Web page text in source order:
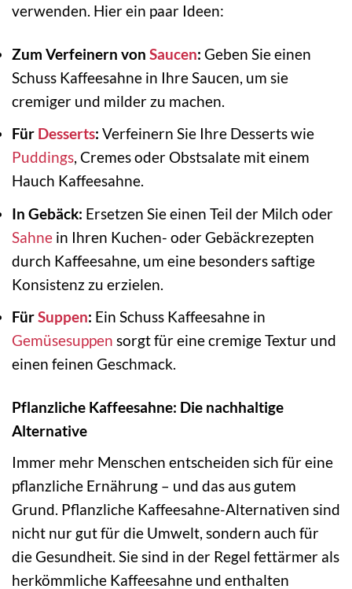
verwenden. Hier ein paar Ideen:
Zum Verfeinern von Saucen: Geben Sie einen
Schuss Kaffeesahne in Ihre Saucen, um sie
cremiger und milder zu machen.
Für Desserts: Verfeinern Sie Ihre Desserts wie
Puddings, Cremes oder Obstsalate mit einem
Hauch Kaffeesahne.
In Gebäck: Ersetzen Sie einen Teil der Milch oder
Sahne in Ihren Kuchen- oder Gebäckrezepten
durch Kaffeesahne, um eine besonders saftige
Konsistenz zu erzielen.
FürSuppen: Ein Schuss Kaffeesahne in
Gemüsesuppen sorgt für eine cremige Textur und
einen feinen Geschmack.
Pflanzliche Kaffeesahne: Die nachhaltige
Alternative
Immer mehr Menschen entscheiden sich für eine
pflanzliche Ernährung – und das aus gutem
Grund. Pflanzliche Kaffeesahne-Alternativen sind
nicht nur gut für die Umwelt, sondern auch für
die Gesundheit. Sie sind in der Regel fettärmer als
herkömmliche Kaffeesahne und enthalten